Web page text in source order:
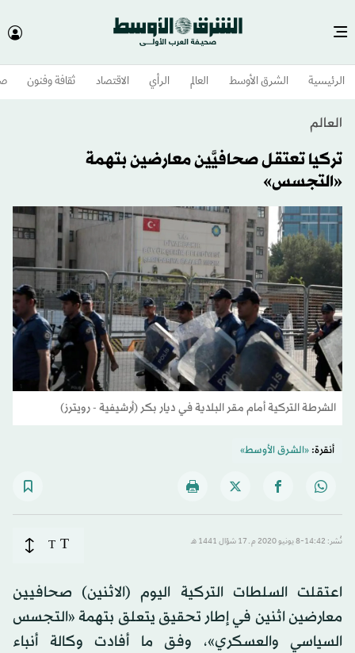
الرئيسية الشرق الأوسط​ العالم الرأي الاقتصاد ثقافة وفنون
العالم
تركيا تعتقل صحافيَّين معارضين بتهمة
«التجسس»
الشرطة التركية أمام مقر البلدية في ديار بكر (أرشيفية - رويترز)
أنقرة:«الشرق الأوسط»
نُشر: 14:42-8 يونيو 2020 م ـ 17 شوّال 1441 هـ T
T
اعتقلت السلطات التركية اليوم (الاثنين) صحافيين
معارضين اثنين في إطار تحقيق يتعلق بتهمة «التجسس
السياسي والعسكري»، وفق ما أفادت وكالة أنباء